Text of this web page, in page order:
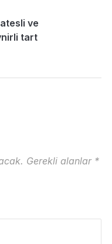
ve
tart
Gerekli alanlar *